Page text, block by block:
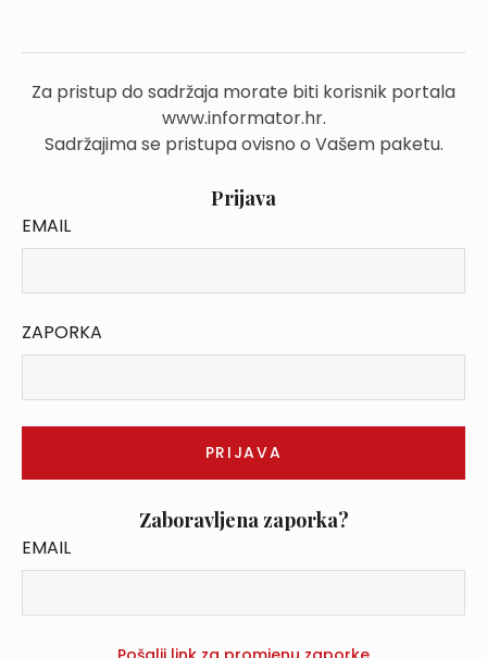
Za pristup do sadržaja morate biti korisnik portala
www.informator.hr.
Sadržajima se pristupa ovisno o Vašem paketu.
Prijava
EMAIL
ZAPORKA
Zaboravljena zaporka?
EMAIL